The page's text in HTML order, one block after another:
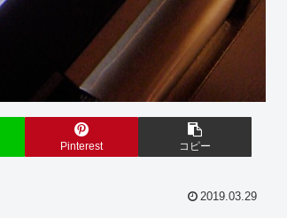
Pinterest コピー
2019.03.29